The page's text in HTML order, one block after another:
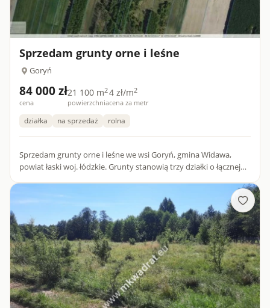
Sprzedam grunty orne i leśne
Goryń
84 000 zł
cena
21 100 m2
powierzchnia
4 zł/m2
cena za metr
działka na sprzedaż rolna
Sprzedam grunty orne i leśne we wsi Goryń, gmina Widawa,
powiat łaski woj. łódzkie. Grunty stanowią trzy działki o łącznej